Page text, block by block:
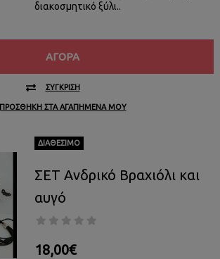
διακοσμητικό ξύλι..
ΑΓΟΡΆ
ΣΎΓΚΡΙΣΗ
ΠΡΟΣΘΉΚΗ ΣΤΑ ΑΓΑΠΗΜΈΝΑ ΜΟΥ
ΔΙΑΘΈΣΙΜΟ
ΣΕΤ Ανδρικό Βραχιόλι και
αυγό
18,00€